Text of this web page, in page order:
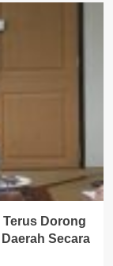
Dorong
Secara